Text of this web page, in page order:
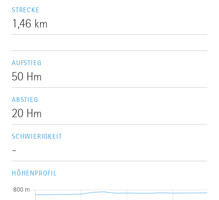
STRECKE
1,46 km
AUFSTIEG
50 Hm
ABSTIEG
20 Hm
SCHWIERIGKEIT
-
HÖHENPROFIL